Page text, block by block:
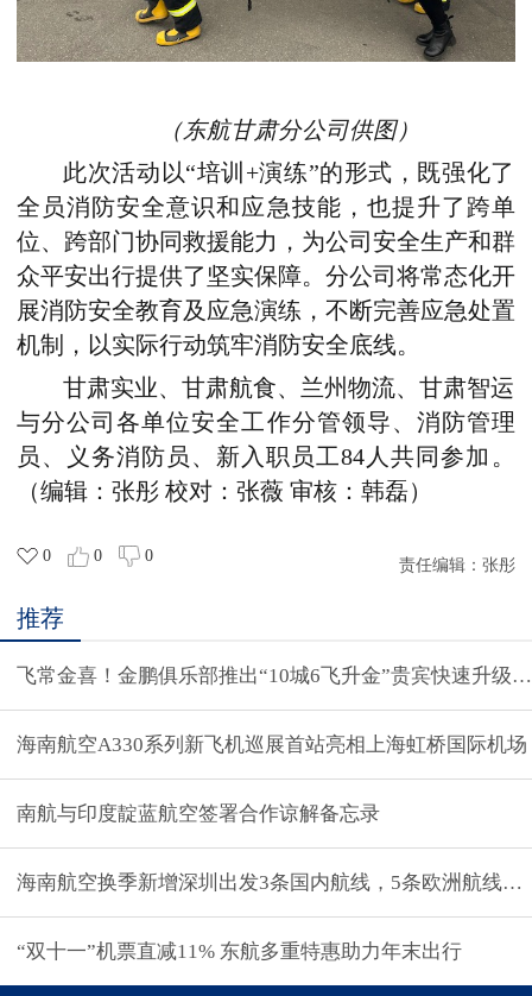
（东航甘肃分公司供图）
此次活动以“培训+演练”的形式，既强化了
全员消防安全意识和应急技能，也提升了跨单
位、跨部门协同救援能力，为公司安全生产和群
众平安出行提供了坚实保障。分公司将常态化开
展消防安全教育及应急演练，不断完善应急处置
机制，以实际行动筑牢消防安全底线。
甘肃实业、甘肃航食、兰州物流、甘肃智运
与分公司各单位安全工作分管领导、消防管理
员、义务消防员 、 新入职员工84人共同参加 。
（编辑：张彤 校对：张薇 审核：韩磊）
0 0 0
责任编辑： 张彤
推荐
飞常金喜！金鹏俱乐部推出“10城6飞升金”贵宾快速升级
海南航空A330系列新飞机巡展首站亮相上海虹桥国际机场
南航与印度靛蓝航空签署合作谅解备忘录
海南航空换季新增深圳出发3条国内航线，5条欧洲航线可
“双十一”机票直减11% 东航多重特惠助力年末出行